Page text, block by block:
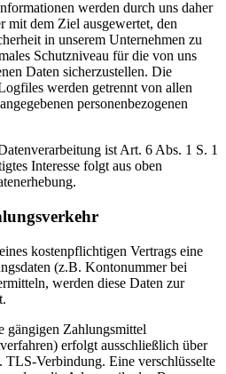
werden durch uns daher
mit dem Ziel ausgewertet, den
in unserem Unternehmen zu
Schutzniveau für die von uns
Daten sicherzustellen. Die
werden getrennt von allen
personenbezogenen
ist Art. 6 Abs. 1 S. 1
Interesse folgt aus oben
kostenpflichtigen Vertrags eine
(z.B. Kontonummer bei
werden diese Daten zur
gängigen Zahlungsmittel
erfolgt ausschließlich über
TLS-Verbindung. Eine verschlüsselte